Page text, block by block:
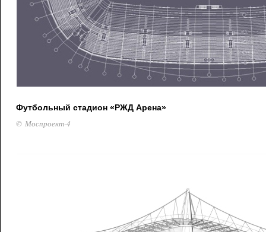
Футбольный стадион «РЖД Арена»
© Моспроект-4